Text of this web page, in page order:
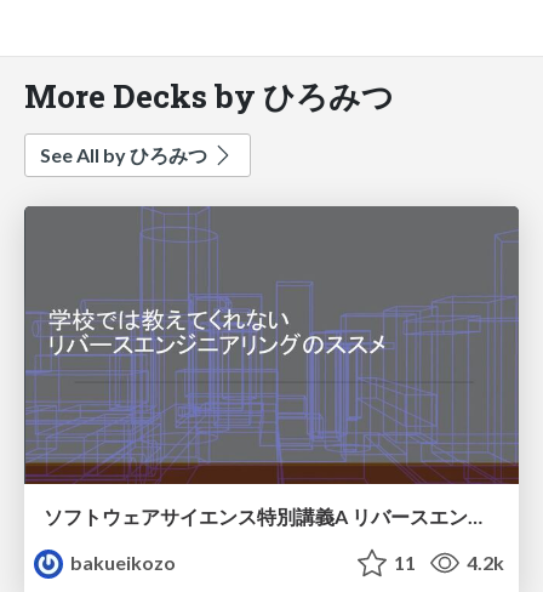
More Decks by ひろみつ
See All by ひろみつ
ソフトウェアサイエンス特別講義A リバースエンジニアリング(2024/2/10 5限)
bakueikozo
11 4.2k